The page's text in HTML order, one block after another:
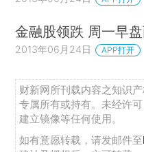
金融股领跌 周一早
2013年06月24日 APP打开
财新网所刊载内容之知识
专属所有或持有。未经许
建立镜像等任何使用。
如有意愿转载，请发邮件至